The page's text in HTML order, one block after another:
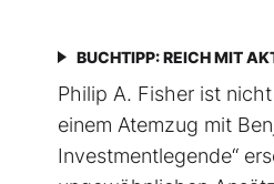
BUCHTIPP: REICH MIT
Philip A. Fisher ist
einem Atemzug mit
Investmentlegende“